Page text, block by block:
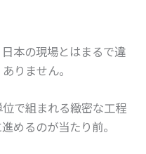
本の現場とはまるで違
りません。
で組まれる緻密な工程
めるのが当たり前。